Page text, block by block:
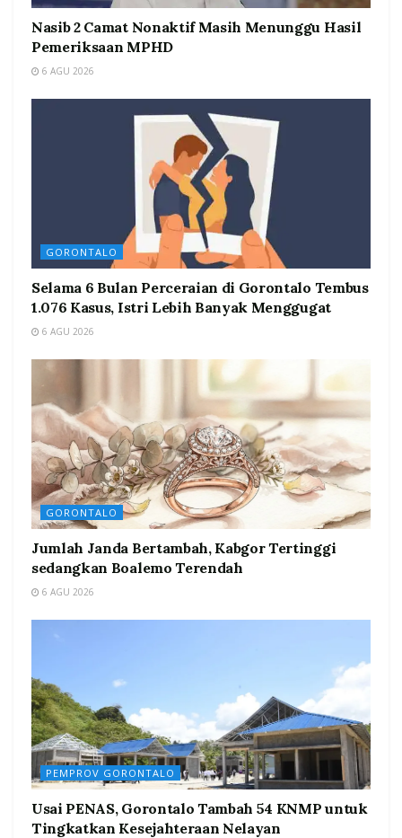
Nasib 2 Camat Nonaktif Masih Menunggu Hasil
Pemeriksaan MPHD
6 AGU 2026
GORONTALO
Selama 6 Bulan Perceraian di Gorontalo Tembus
1.076 Kasus, Istri Lebih Banyak Menggugat
6 AGU 2026
GORONTALO
Jumlah Janda Bertambah, Kabgor Tertinggi
sedangkan Boalemo Terendah
6 AGU 2026
PEMPROV GORONTALO
Usai PENAS, Gorontalo Tambah 54 KNMP untuk
Tingkatkan Kesejahteraan Nelayan